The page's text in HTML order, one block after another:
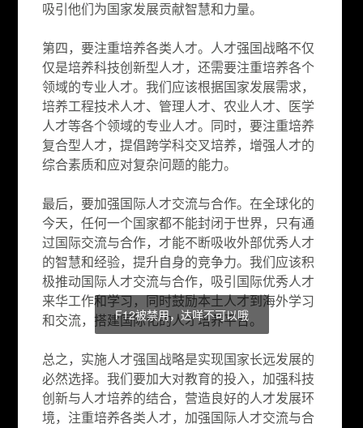
吸引他们为国家发展贡献智慧和力量。
第四，要注重培养各类人才。人才强国战略不仅
仅是培养科技创新型人才，还需要注重培养各个
领域的专业人才。我们应该根据国家发展需求，
培养工程技术人才、管理人才、农业人才、医学
人才等各个领域的专业人才。同时，要注重培养
复合型人才，提倡跨学科交叉培养，增强人才的
综合素质和应对复杂问题的能力。
最后，要加强国际人才交流与合作。在全球化的
今天，任何一个国家都不能封闭于世界，只有通
过国际交流与合作，才能不断吸收外部优秀人才
的智慧和经验，提升自身的竞争力。我们应该积
极推动国际人才交流与合作，吸引国际优秀人才
来华工作和学习，同时鼓励本土人才到海外学习
和交流，搭建国际化的人才培养平台。
总之，实施人才强国战略是实现国家长远发展的
必然选择。我们要加大对教育的投入，加强科技
创新与人才培养的结合，营造良好的人才发展环
境，注重培养各类人才，加强国际人才交流与合
F12被禁用，达咩不可以哦